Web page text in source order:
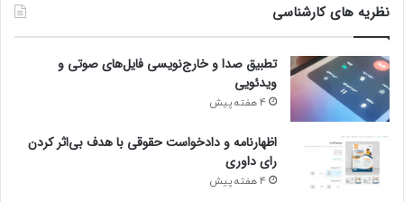
نظریه های کارشناسی
تطبیق صدا و خارج‌نویسی فایل‌های صوتی و
ویدئویی
4 هفته پیش
اظهارنامه و دادخواست حقوقی با هدف بی‌اثر کردن
رای داوری
4 هفته پیش